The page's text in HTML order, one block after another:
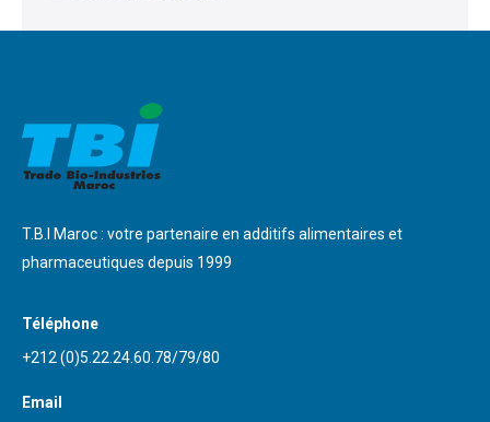
T.B.I Maroc : votre partenaire en additifs alimentaires et
pharmaceutiques depuis 1999
Téléphone
+212 (0)5.22.24.60.78/79/80
Email